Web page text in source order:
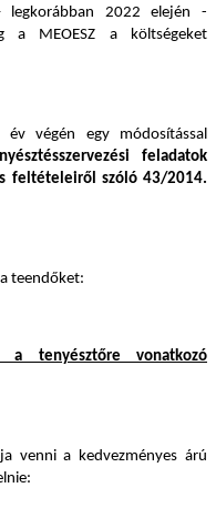
legkorábban 2022 elején -
a MEOESZ a költségeket
végén egy módosítással
feladatok
feltételeiről szóló 43/2014.
teendőket:
a tenyésztőre vonatkozó
venni a kedvezményes árú